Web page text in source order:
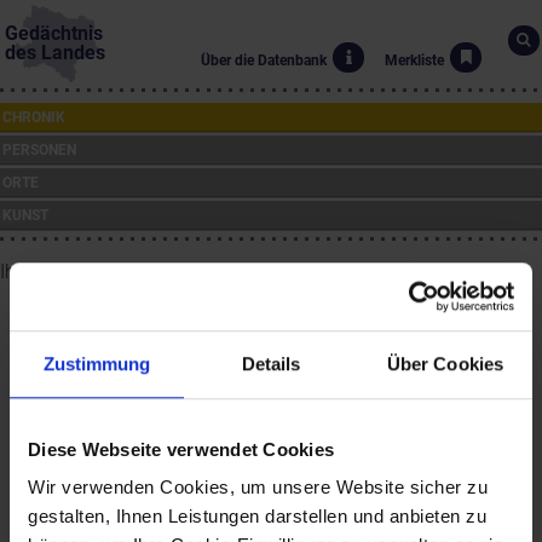
Zustimmung Details Über Cookies
Diese Webseite verwendet Cookies
Wir verwenden Cookies, um unsere Website sicher zu
gestalten, Ihnen Leistungen darstellen und anbieten zu
Gedächtnis
des Landes
Über die Datenbank Merkliste
CHRONIK
Ihre Suche nach ab Jahr:"2016"ergab6 Ergebnisse.
31.3.2016
31.12.2016